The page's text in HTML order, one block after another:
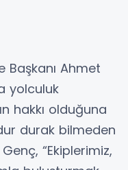
Başkanı Ahmet
yolculuk
hakkı olduğuna
durak bilmeden
“Ekiplerimiz,